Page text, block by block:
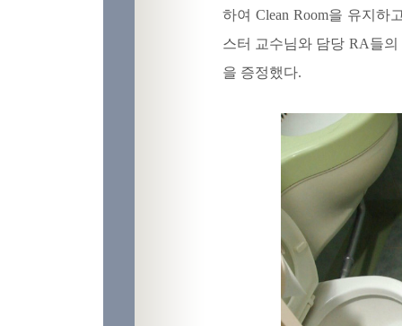
하여 Clean Room을 유지
스터 교수님와 담당 RA들의
을 증정했다.